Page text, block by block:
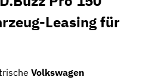
Leasing für
Volkswagen